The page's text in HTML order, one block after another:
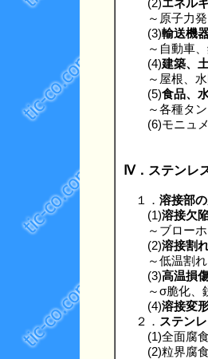
(2)エネル
～原子力発
(3)輸送機
～自動車、
(4)建築、
～屋根、水
(5)食品、
～各種タン
(6)モニュメ
Ⅳ．ステンレ
１． 溶接部
(1)溶接欠
～ブローホ
(2)溶接割
～低温割れ
(3)高温損
～σ脆化、鋭
(4)溶接変
２． ステン
(1)全面腐食
(2)粒界腐食